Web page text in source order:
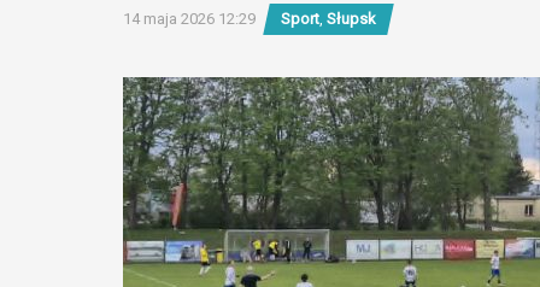
14 maja 2026 12:29 Sport Słupsk